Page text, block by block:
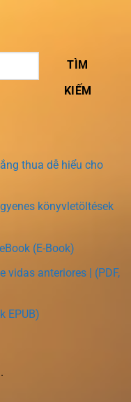
TÌM
KIẾM
thua dễ hiểu cho
könyvletöltések
(E-Book)
vidas anteriores | (PDF,
EPUB)